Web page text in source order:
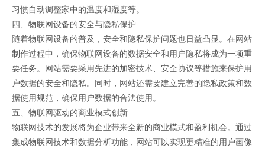
习惯自动调整家中的温度和湿度等。
四、物联网设备的安全与隐私保护
随着物联网设备的普及，安全和隐私保护问题也日益凸显。在网站
制作过程中，确保物联网设备的数据安全和用户隐私将成为一项重
要任务。网站需要采用先进的加密技术、安全协议等措施来保护用
户数据的安全和隐私。同时，网站还需要建立完善的隐私政策和数
据使用规范，确保用户数据的合法使用。
五、物联网驱动的商业模式创新
物联网技术的发展将为企业带来全新的商业模式和盈利机会。通过
集成物联网技术和数据分析功能，网站可以实现更精准的用户画像